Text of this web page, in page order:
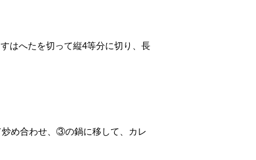
はへたを切って縦4等分に切り、長
め合わせ、③の鍋に移して、カレ